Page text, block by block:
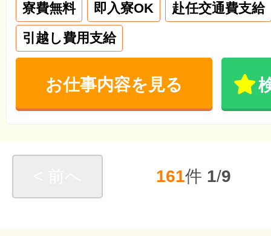
寮費無料 即入寮OK
赴任交通費支給
引越し費用支給
お仕事内容を見る
161件 1/9